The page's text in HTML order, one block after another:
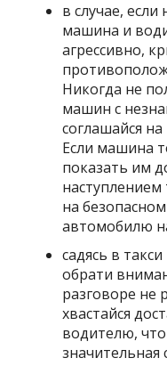
в случае,
машина и
агрессивно,
Никогда не
машин с
соглашайся
Если машина
показать им
на
автомобилю
садясь в
обрати
разговоре не
хвастайся
водителю,
значительная